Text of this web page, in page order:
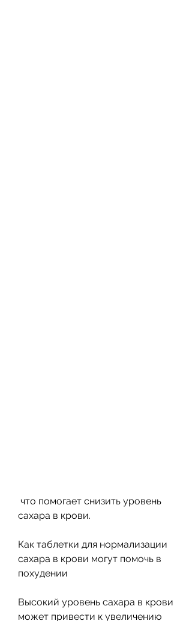
сахара в крови.
Как таблетки для нормализации
сахара в крови могут помочь в
похудении
Высокий уровень сахара в крови
может привести к увеличению